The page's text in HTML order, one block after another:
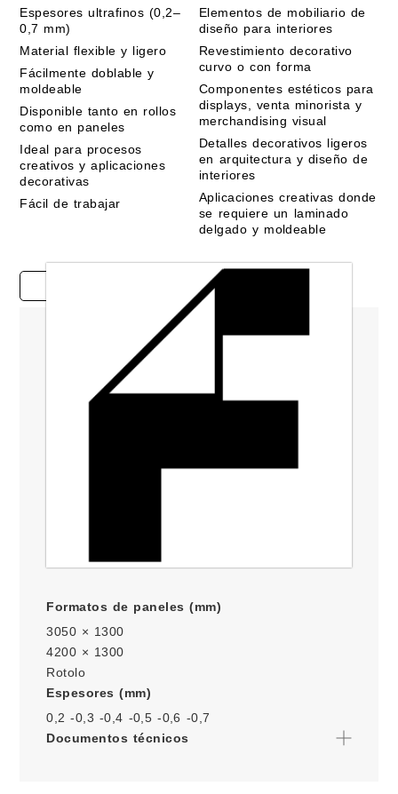
Espesores ultrafinos (0,2–
0,7 mm)
Material flexible y ligero
Fácilmente doblable y
moldeable
Disponible tanto en rollos
como en paneles
Ideal para procesos
creativos y aplicaciones
decorativas
Fácil de trabajar
Elementos de mobiliario de
diseño para interiores
Revestimiento decorativo
curvo o con forma
Componentes estéticos para
displays, venta minorista y
merchandising visual
Detalles decorativos ligeros
en arquitectura y diseño de
interiores
Aplicaciones creativas donde
se requiere un laminado
delgado y moldeable
Formatos de paneles (mm)
3050 × 1300
4200 × 1300
Rotolo
Espesores (mm)
0,2 -0,3 -0,4 -0,5 -0,6 -0,7
Documentos técnicos